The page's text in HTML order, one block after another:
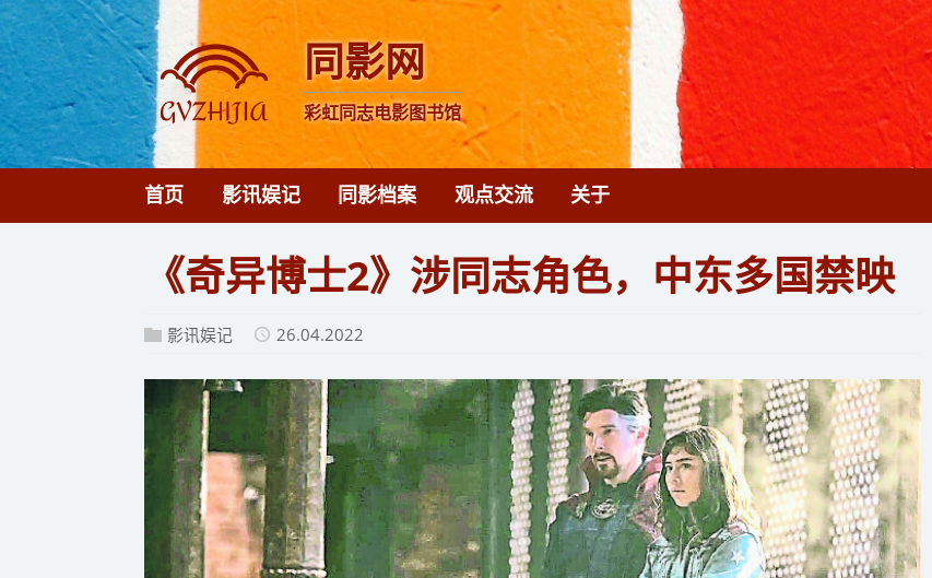
同影网
彩虹同志电影图书馆
首页 影讯娱记 同影档案 观点交流 关于
《奇异博士2》涉同志角色，中东多国禁映
影讯娱记 26.04.2022